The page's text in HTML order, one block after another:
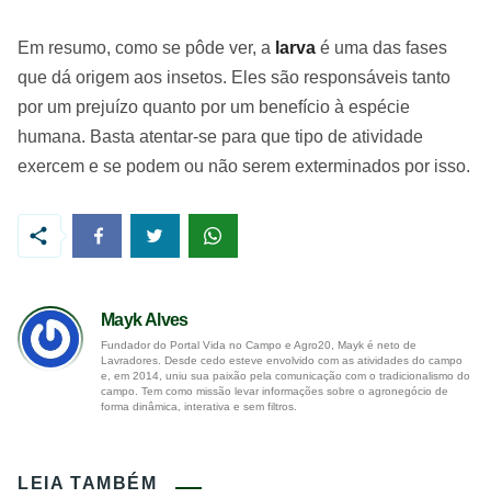
Em resumo, como se pôde ver, a larva é uma das fases
que dá origem aos insetos. Eles são responsáveis tanto
por um prejuízo quanto por um benefício à espécie
humana. Basta atentar-se para que tipo de atividade
exercem e se podem ou não serem exterminados por isso.
Mayk Alves
Fundador do Portal Vida no Campo e Agro20, Mayk é neto de
Lavradores. Desde cedo esteve envolvido com as atividades do campo
e, em 2014, uniu sua paixão pela comunicação com o tradicionalismo do
campo. Tem como missão levar informações sobre o agronegócio de
forma dinâmica, interativa e sem filtros.
LEIA TAMBÉM